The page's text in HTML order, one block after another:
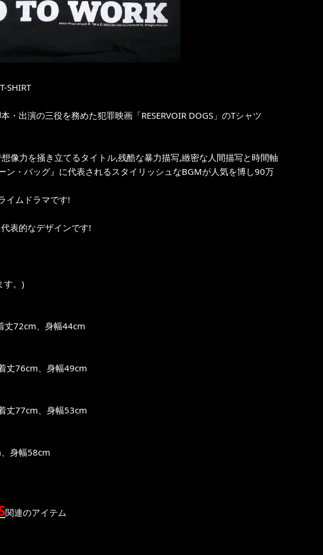
SHIRT
出演の三役を務めた犯罪映画「RESERVOIR DOGS」のTシャツ
像力を掻き立てるタイトル,残酷な暴力描写,緻密な人間描写と時間軸
・バッグ』に代表されるスタイリッシュなBGMが人気を博し90万
イムドラマです!
表的なデザインです!
す。)
丈72cm、身幅44cm
丈76cm、身幅49cm
丈77cm、身幅53cm
身幅58cm
関連のアイテム